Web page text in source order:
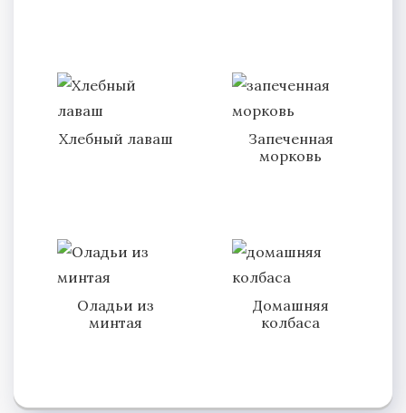
Хлебный лаваш
Запеченная
морковь
Оладьи из
минтая
Домашняя
колбаса